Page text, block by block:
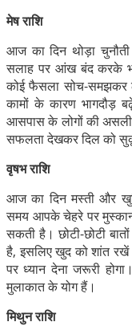
मेष राशि
आज का दिन थोड़ा
सलाह पर आंख बंद करके
कोई फैसला सोच-समझकर
कामों के कारण भागदौड़
आसपास के लोगों की असली
सफलता देखकर दिल को
वृषभ राशि
आज का दिन मस्ती और
समय आपके चेहरे पर
सकती है। छोटी-छोटी
है, इसलिए खुद को शांत
पर ध्यान देना जरूरी
मुलाकात के योग हैं।
मिथुन राशि